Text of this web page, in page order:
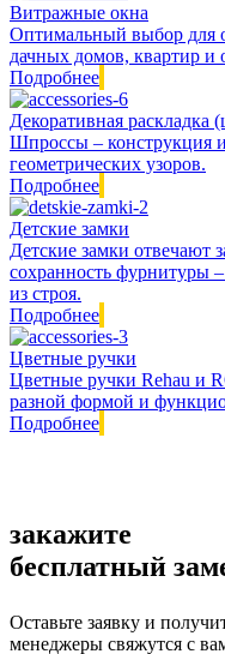
Витражные окна
Оптимальный выбор для
дачных домов, квартир
Подробнее
Декоративная раскладка
Шпроссы – конструкция
геометрических узоров.
Подробнее
Детские замки
Детские замки отвечают
сохранность фурнитуры
из строя.
Подробнее
Цветные ручки
Цветные ручки Rehau и
разной формой и
Подробнее
закажите
бесплатный
Оставьте заявку и
менеджеры свяжутся с